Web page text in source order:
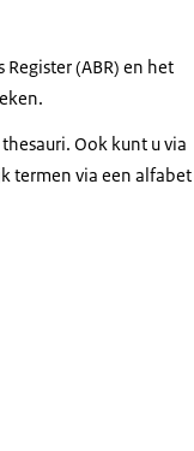
(ABR) en het
Ook kunt u via
termen via een alfabet